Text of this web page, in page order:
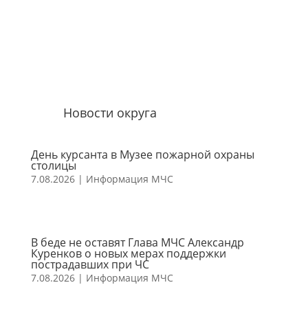
Новости округа
День курсанта в Музее пожарной охраны
столицы
7.08.2026| Информация МЧС
В беде не оставят Глава МЧС Александр
Куренков о новых мерах поддержки
пострадавших при ЧС
7.08.2026| Информация МЧС